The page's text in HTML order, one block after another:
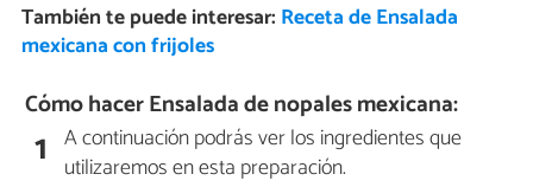
También te puede interesar: Receta de Ensalada
mexicana con frijoles
Cómo hacer Ensalada de nopales mexicana:
1 A continuación podrás ver los ingredientes que
utilizaremos en esta preparación.